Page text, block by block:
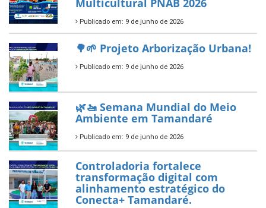
Tamandaré conquista Selo
Diamante do Sebrae pelo
segundo ano consecutivo e
reafirma excelência no apoio ao
empreendedorismo.
Publicado em: 10 de junho de 2026
novos investimentos para
fortalecer a saúde pública do
município.
Publicado em: 10 de junho de 2026
Prefeitura de Tamandaré abre
inscrições para o Festival
Multicultural PNAB 2026